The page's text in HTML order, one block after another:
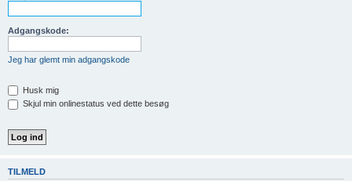
Adgangskode:
Jeg har glemt min adgangskode
Husk mig
Skjul min onlinestatus ved dette besøg
TILMELD